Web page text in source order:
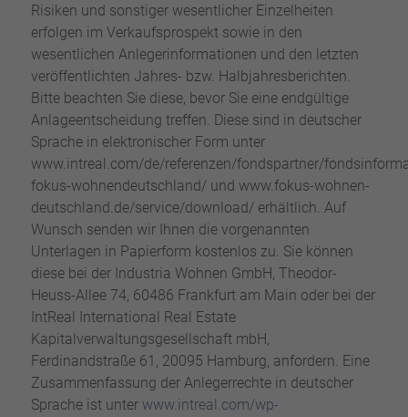
Risiken und sonstiger wesentlicher Einzelheiten
erfolgen im Verkaufsprospekt sowie in den
wesentlichen Anlegerinformationen und den letzten
veröffentlichten Jahres- bzw. Halbjahresberichten.
Bitte beachten Sie diese, bevor Sie eine endgültige
Anlageentscheidung treffen. Diese sind in deutscher
Sprache in elektronischer Form unter
www.intreal.com/de/referenzen/fondspartner/
fokus-wohnendeutschland/ und www.fokus-wohnen-
deutschland.de/service/download/ erhältlich. Auf
Wunsch senden wir Ihnen die vorgenannten
Unterlagen in Papierform kostenlos zu. Sie können
diese bei der Industria Wohnen GmbH, Theodor-
Heuss-Allee 74, 60486 Frankfurt am Main oder bei der
IntReal International Real Estate
Kapitalverwaltungsgesellschaft mbH,
Ferdinandstraße 61, 20095 Hamburg, anfordern. Eine
Zusammenfassung der Anlegerrechte in deutscher
Sprache ist unter www.intreal.com/wp-